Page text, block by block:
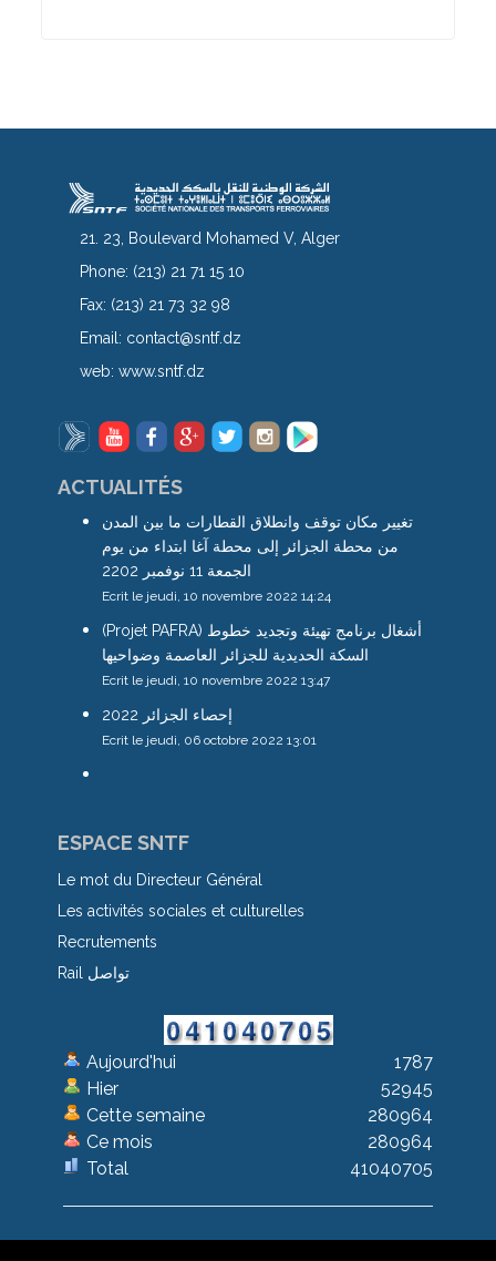
21. 23, Boulevard Mohamed V, Alger
Phone: (213) 21 71 15 10
Fax: (213) 21 73 32 98
Email: contact@sntf.dz
web:www.sntf.dz
ACTUALITÉS
تغيير مكان توقف وانطلاق القطارات ما بين المدن
من محطة الجزائر إلى محطة آغا ابتداء من يوم
الجمعة 11 نوفمبر 2202
Ecrit le jeudi, 10 novembre 2022 14:24
(Projet PAFRA) أشغال برنامج تهيئة وتجديد خطوط
السكة الحديدية للجزائر العاصمة وضواحيها
Ecrit le jeudi, 10 novembre 2022 13:47
إحصاء الجزائر 2022
Ecrit le jeudi, 06 octobre 2022 13:01
ESPACE SNTF
Le mot du Directeur Général
Les activités sociales et culturelles
Recrutements
Rail تواصل
Aujourd'hui
Hier
Cette semaine
Ce mois
Total
1787
52945
280964
280964
41040705